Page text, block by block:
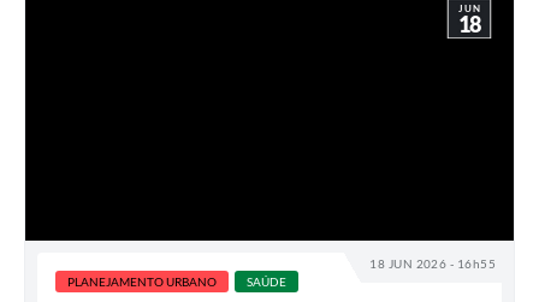
18 JUN 2026 - 16h55
JUN
18
PLANEJAMENTO URBANO SAÚDE